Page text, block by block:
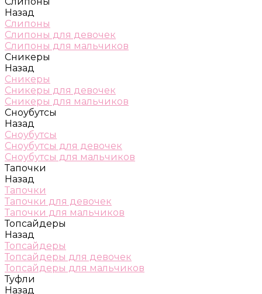
Назад
Слипоны
Слипоны для девочек
Слипоны для мальчиков
Сникеры
Назад
Сникеры
Сникеры для девочек
Сникеры для мальчиков
Сноубутсы
Назад
Сноубутсы
Сноубутсы для девочек
Сноубутсы для мальчиков
Тапочки
Назад
Тапочки
Тапочки для девочек
Тапочки для мальчиков
Топсайдеры
Назад
Топсайдеры
Топсайдеры для девочек
Топсайдеры для мальчиков
Туфли
Назад